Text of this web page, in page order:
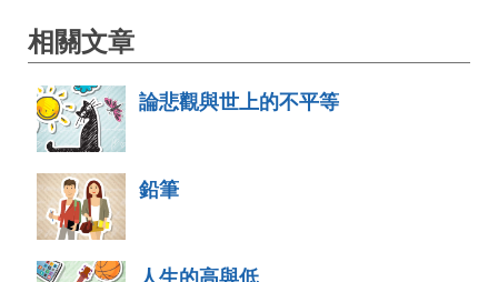
相關文章
論悲觀與世上的不平等
鉛筆
人生的高與低